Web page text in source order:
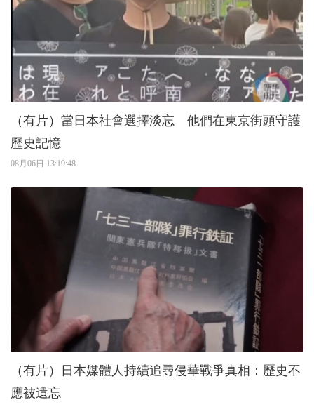
（有片）當日本社會選擇淡忘 他們在東京街頭守護
歷史記憶
08月06日 13:19:48
（有片）日本媒體人持續追尋侵華戰爭真相：歷史不
應被遺忘